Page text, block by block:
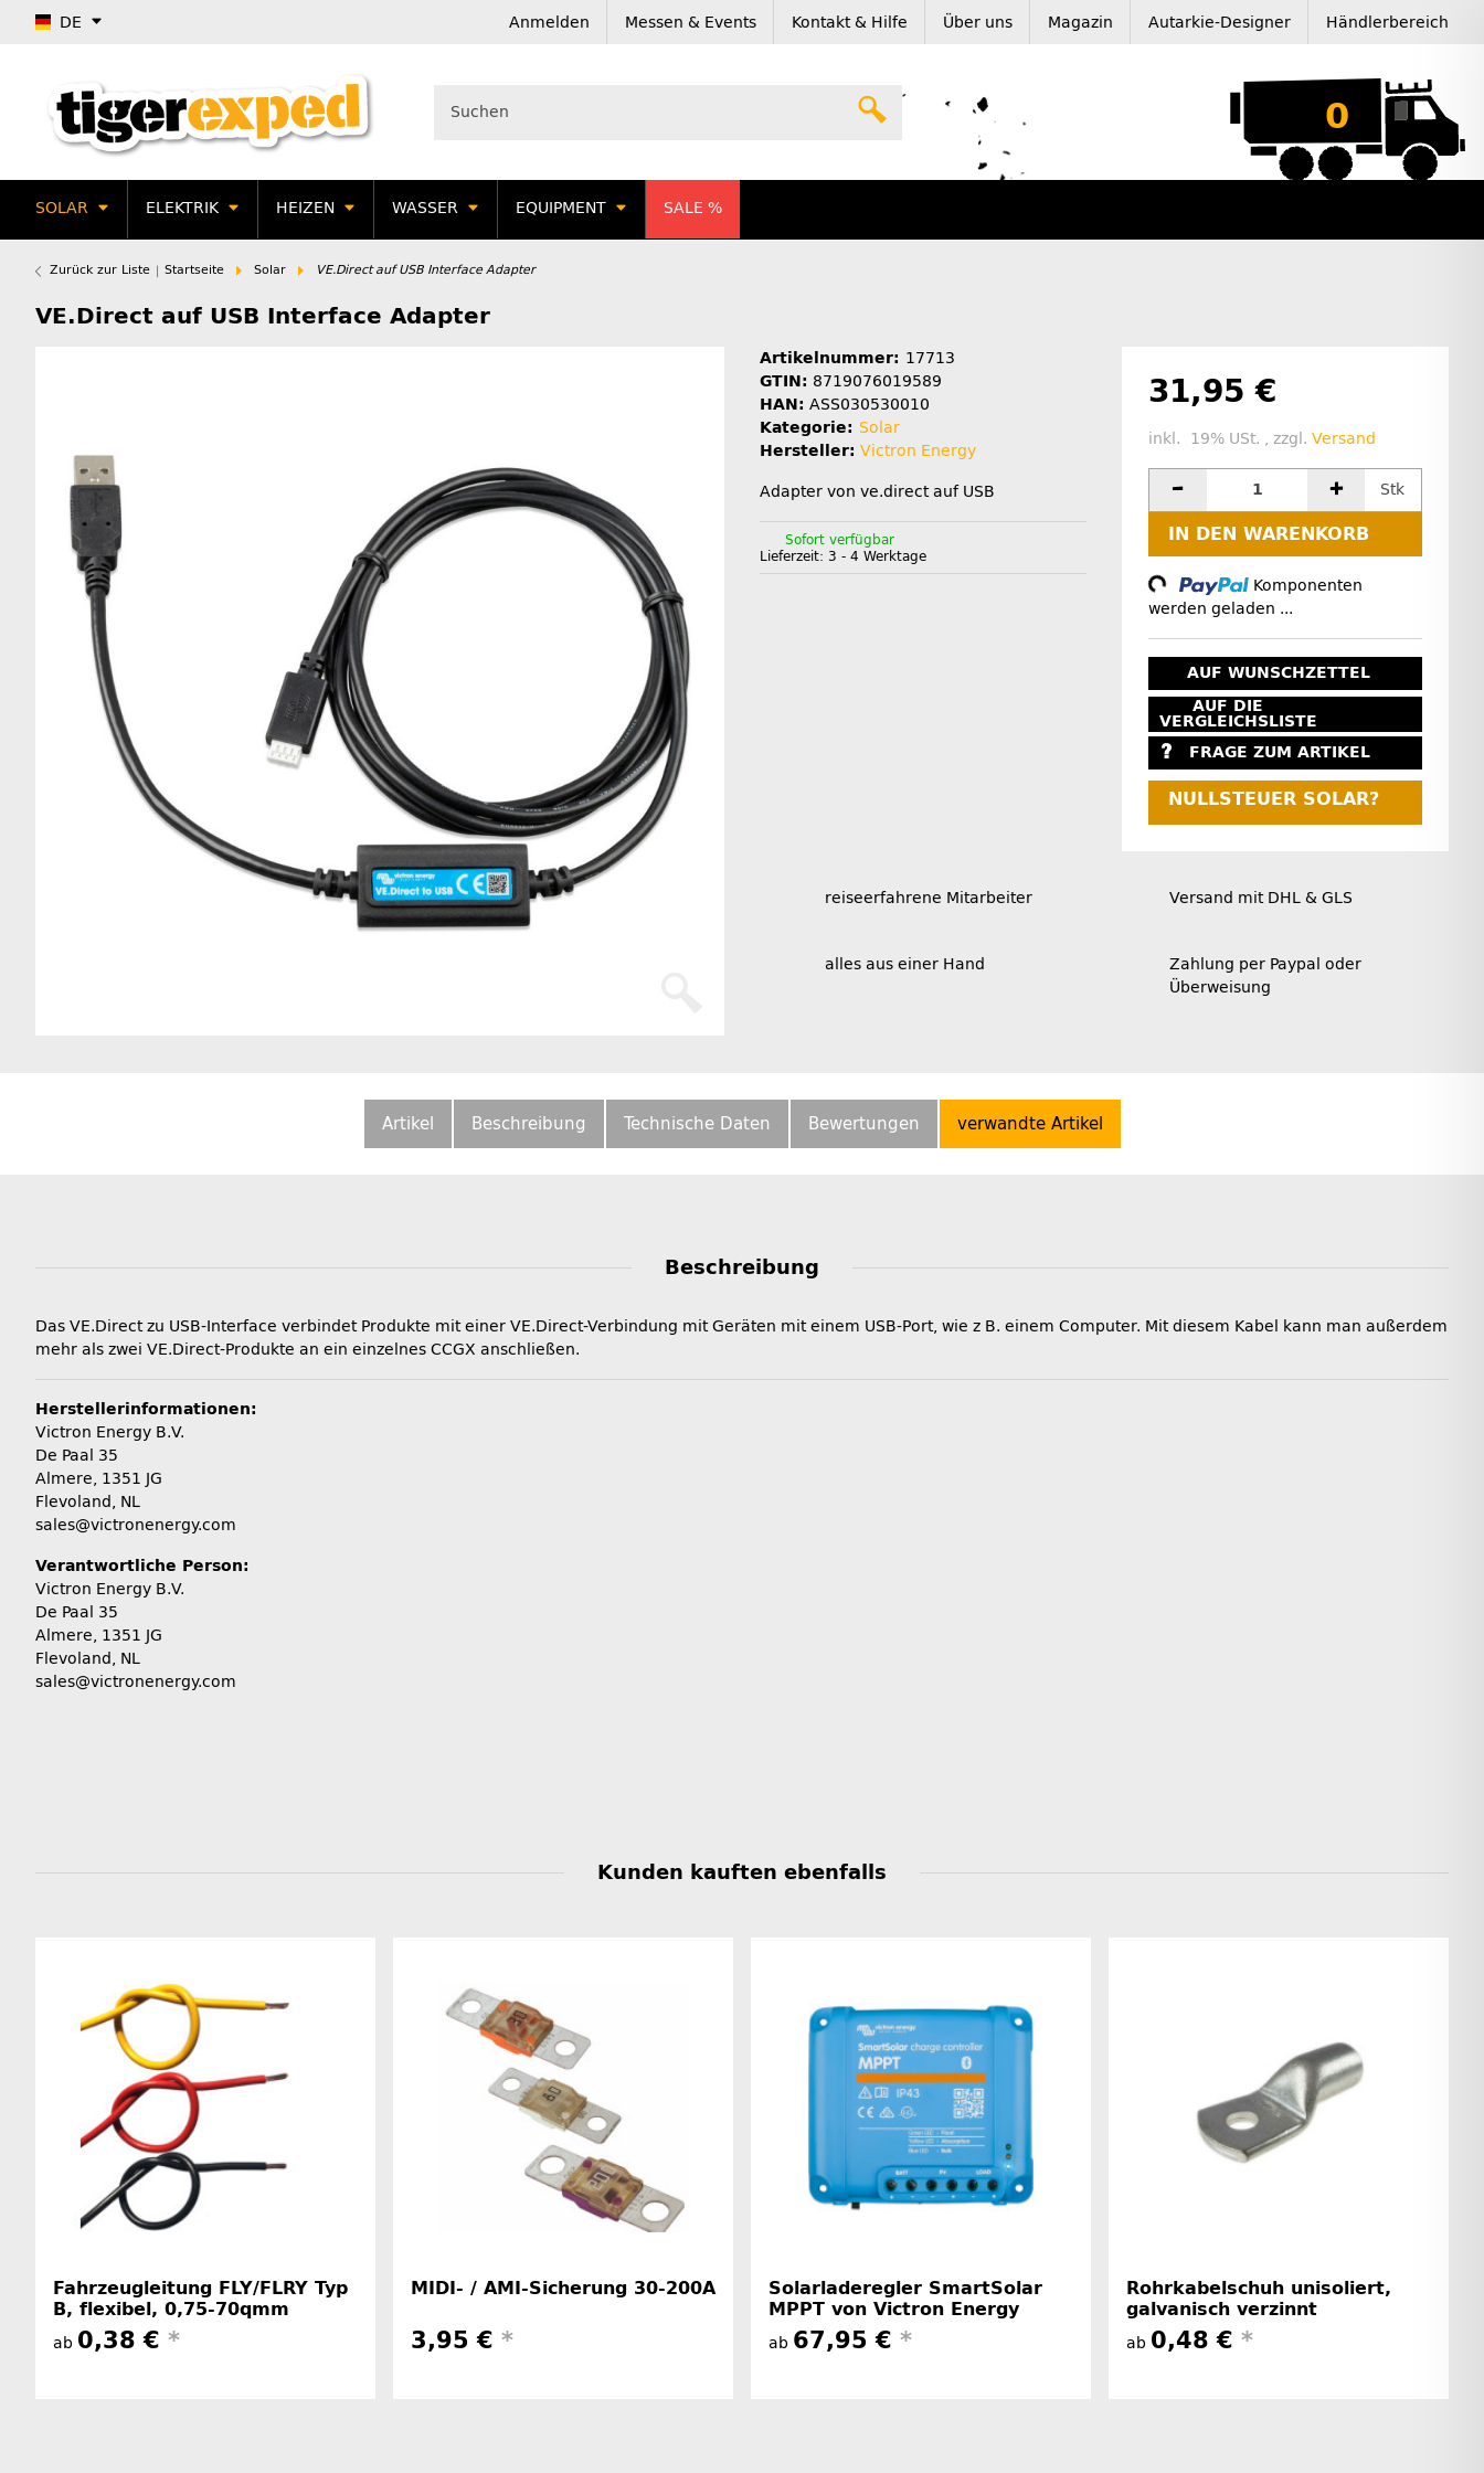
DE Anmelden Messen & Events Kontakt & Hilfe Über uns Magazin Autarkie-Designer Händlerbereich
0
SOLAR ELEKTRIK HEIZEN WASSER EQUIPMENT SALE %
Zurück zur Liste Startseite Solar VE.Direct auf USB Interface Adapter
VE.Direct auf USB Interface Adapter
Artikelnummer: 17713
GTIN: 8719076019589
HAN: ASS030530010
Kategorie: Solar
Hersteller: Victron Energy
Adapter von ve.direct auf USB
Sofort verfügbar
Lieferzeit: 3 - 4 Werktage
31,95 €
inkl. 19% USt. , zzgl. Versand
Stk
IN DEN WARENKORB
Loading...
Komponenten
werden geladen ...
AUF WUNSCHZETTEL
AUF DIE
VERGLEICHSLISTE
FRAGE ZUM ARTIKEL
NULLSTEUER SOLAR?
reiseerfahrene Mitarbeiter Versand mit DHL & GLS
alles aus einer Hand
Zahlung per Paypal oder
Überweisung
Artikel Beschreibung Technische Daten Bewertungen verwandte Artikel
Beschreibung
Das VE.Direct zu USB-Interface verbindet Produkte mit einer VE.Direct-Verbindung mit Geräten mit einem USB-Port, wie z B. einem Computer. Mit diesem Kabel kann man außerdem
mehr als zwei VE.Direct-Produkte an ein einzelnes CCGX anschließen.
Herstellerinformationen:
Victron Energy B.V.
De Paal 35
Almere, 1351 JG
Flevoland, NL
sales@victronenergy.com
Verantwortliche Person:
Victron Energy B.V.
De Paal 35
Almere, 1351 JG
Flevoland, NL
sales@victronenergy.com
Kunden kauften ebenfalls
Fahrzeugleitung FLY/FLRY Typ
B, flexibel, 0,75-70qmm
ab 0,38 € *
MIDI- / AMI-Sicherung 30-200A
3,95 € *
Solarladeregler SmartSolar
MPPT von Victron Energy
ab 67,95 € *
Rohrkabelschuh unisoliert,
galvanisch verzinnt
ab 0,48 € *